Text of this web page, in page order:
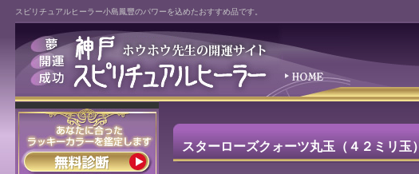
スピリチュアルヒーラー小島鳳豐のパワーを込めたおすすめ品です。
スターローズクォーツ丸玉（４２ミリ玉）